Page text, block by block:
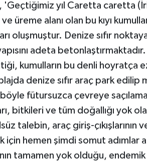
'Geçtiğimiz yıl Caretta caretta
ve üreme alanı olan bu kıyı
oluşmuştur. Denize sıfır
adeta
kumulların bu denli hoyratça
denize sıfır araç park edilip
fütursuzca çevreye
bitkileri ve tüm doğallığı yok
talebin, araç giriş-çıkışlarının
için hemen şimdi somut adımlar
tamamen yok olduğu,